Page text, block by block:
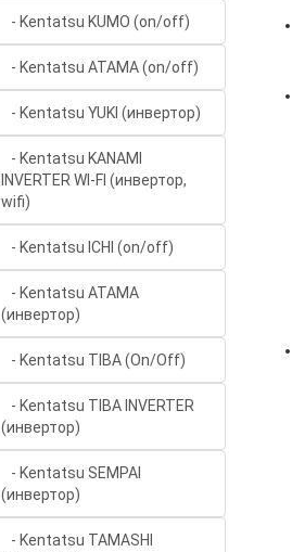
- Kentatsu KUMO (on/off)
- Kentatsu ATAMA (on/off)
- Kentatsu YUKI (инвертор)
- Kentatsu KANAMI
INVERTER WI-FI (инвертор,
wifi)
- Kentatsu ICHI (on/off)
- Kentatsu ATAMA
(инвертор)
- Kentatsu TIBA (On/Off)
- Kentatsu TIBA INVERTER
(инвертор)
- Kentatsu SEMPAI
(инвертор)
- Kentatsu TAMASHI